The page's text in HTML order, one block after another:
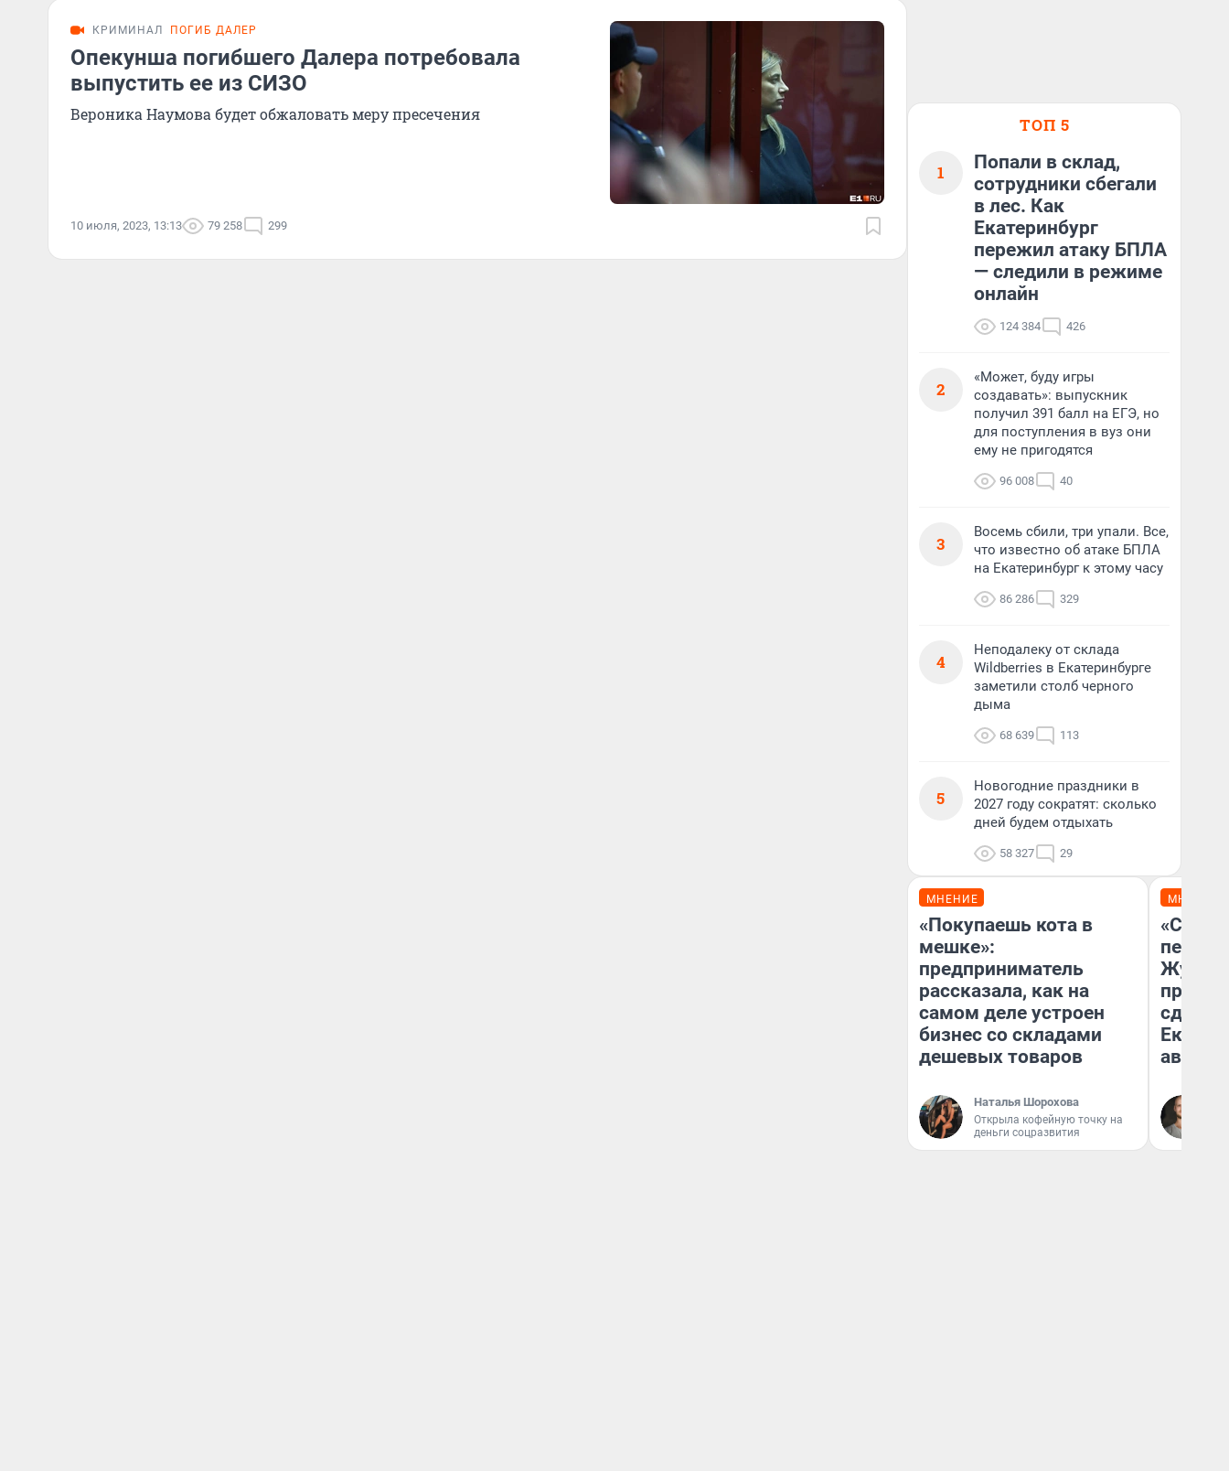
КРИМИНАЛ ПОГИБ ДАЛЕР
Опекунша погибшего Далера потребовала
выпустить ее из СИЗО
Вероника Наумова будет обжаловать меру пресечения
10 июля, 2023, 13:13 79 258 299
ТОП 5
1
Попали в склад,
сотрудники сбегали
в лес. Как
Екатеринбург
пережил атаку БПЛА
— следили в режиме
онлайн
124 384 426
2
«Может, буду игры
создавать»: выпускник
получил 391 балл на ЕГЭ, но
для поступления в вуз они
ему не пригодятся
96 008 40
3
Восемь сбили, три упали. Все,
что известно об атаке БПЛА
на Екатеринбург к этому часу
86 286 329
4
Неподалеку от склада
Wildberries в Екатеринбурге
заметили столб черного
дыма
68 639 113
5
Новогодние праздники в
2027 году сократят: сколько
дней будем отдыхать
58 327 29
МНЕНИЕ
«Покупаешь кота в
мешке»:
предприниматель
рассказала, как на
самом деле устроен
бизнес со складами
дешевых товаров
Наталья Шорохова
Открыла кофейную точку на
деньги соцразвития
МНЕНИЕ
августа